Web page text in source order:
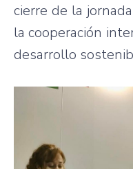
cierre de la
la cooperación
desarrollo